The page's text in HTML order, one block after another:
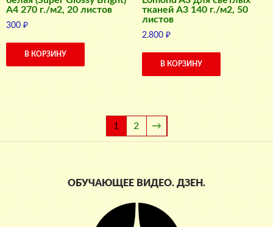
A4 270 г./м2, 20 листов
300₽
В КОРЗИНУ
тканей A3 140 г./м2, 50
листов
2.800₽
В КОРЗИНУ
1 2 →
ОБУЧАЮЩЕЕ ВИДЕО. ДЗЕН.